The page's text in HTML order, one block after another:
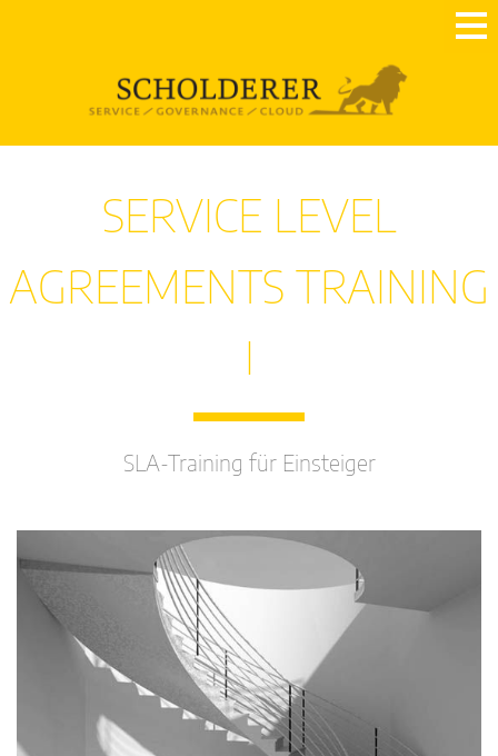
SERVICE LEVEL
AGREEMENTS TRAINING
I
SLA-Training für Einsteiger